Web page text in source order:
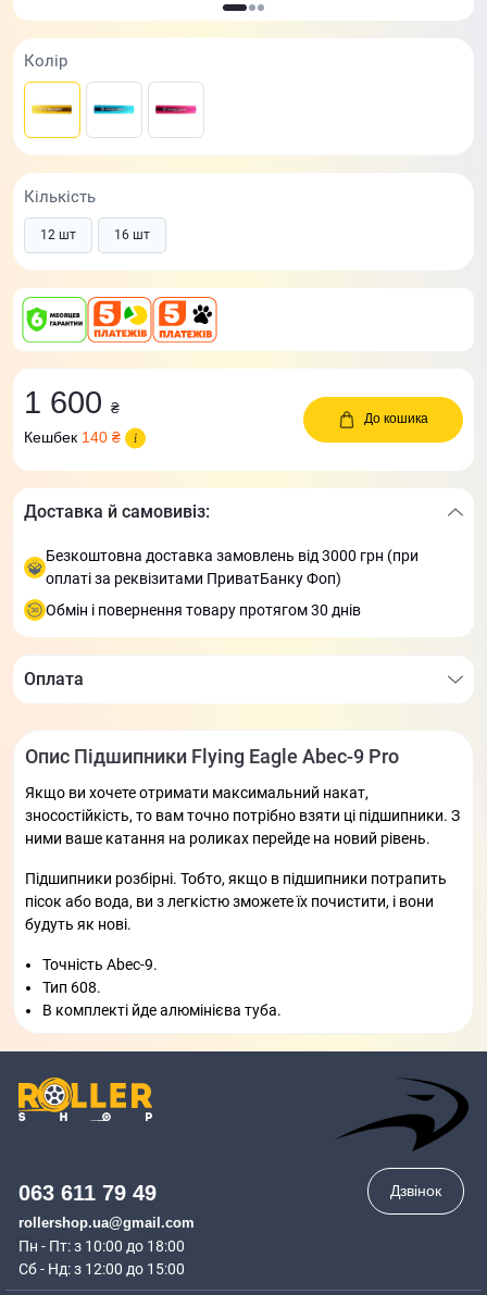
Колір
Кількість
12 шт 16 шт
1 600 ₴
Кешбек 140 ₴
До кошика
Доставка й самовивіз:
Безкоштовна доставка замовлень від 3000 грн (при
оплаті за реквізитами ПриватБанку Фоп)
Обмін і повернення товару протягом 30 днів
Оплата
Опис Підшипники Flying Eagle Abec-9 Pro
Якщо ви хочете отримати максимальний накат,
зносостійкість, то вам точно потрібно взяти ці підшипники. З
ними ваше катання на роликах перейде на новий рівень.
Підшипники розбірні. Тобто, якщо в підшипники потрапить
пісок або вода, ви з легкістю зможете їх почистити, і вони
будуть як нові.
Точність Abec-9.
Тип 608.
В комплекті йде алюмінієва туба.
063 611 79 49
rollershop.ua@gmail.com
Пн - Пт: з 10:00 до 18:00
Сб - Нд: з 12:00 до 15:00
Дзвінок